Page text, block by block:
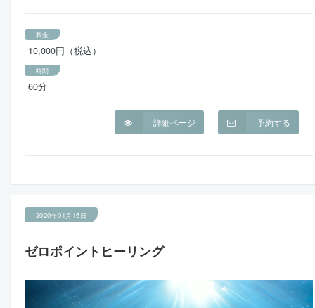
料金
10,000円（税込）
時間
60分
予約する
詳細ページ
2020年01月15日
ゼロポイントヒーリング